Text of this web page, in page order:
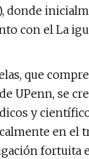
donde
con el La
que
UPenn, se
y
en
fortuita